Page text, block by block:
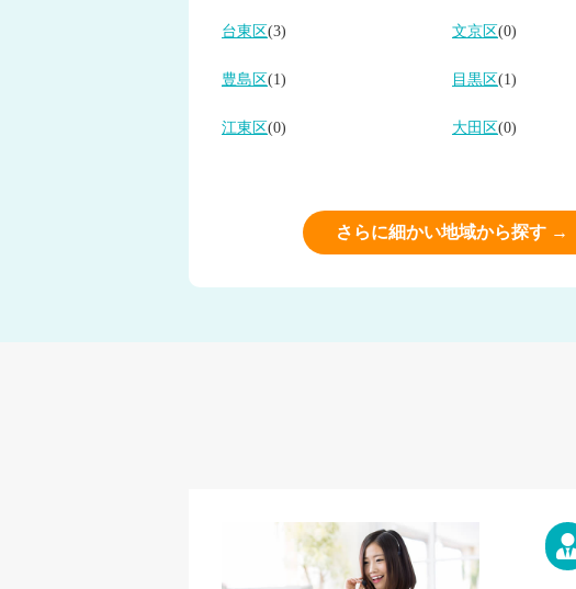
台東区(3) 文京区(0)
豊島区(1) 目黒区(1)
江東区(0) 大田区(0)
さらに細かい地域から探す →